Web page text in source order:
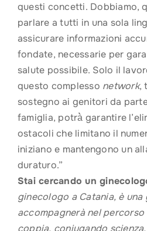
questi concetti. Dobbiamo,
parlare a tutti in una sola
assicurare informazioni
fondate, necessarie per
salute possibile. Solo il
questo complesso network,
sostegno ai genitori da
famiglia, potrà̀ garantire
ostacoli che limitano il
iniziano e mantengono un
duraturo.”
Stai cercando un
ginecologo a Catania, è
accompagnerà nel